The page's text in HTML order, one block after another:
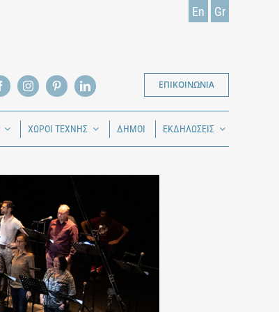
En Gr
ΕΠΙΚΟΙΝΩΝΙΑ
ΧΩΡΟΙ ΤΕΧΝΗΣ ΔΗΜΟΙ ΕΚΔΗΛΩΣΕΙΣ